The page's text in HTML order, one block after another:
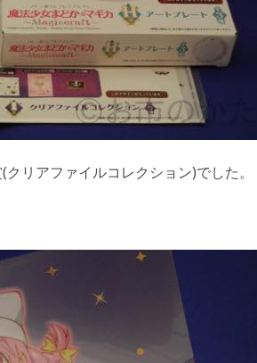
リアファイルコレクション)でした。